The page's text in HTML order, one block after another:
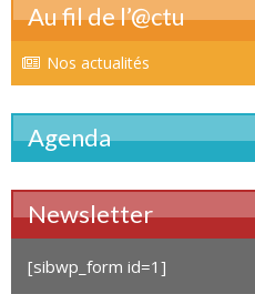
Au fil de l’@ctu
Nos actualités
Agenda
Newsletter
[sibwp_form id=1]